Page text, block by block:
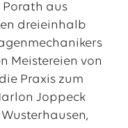
Porath aus
dreieinhalb
Meistereien von
Praxis zum
Joppeck